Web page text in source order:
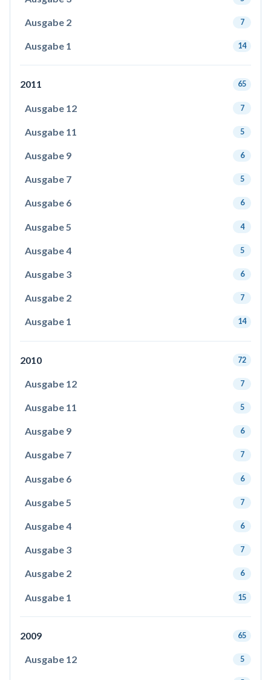
Ausgabe 2 7
Ausgabe 1 14
2011 65
Ausgabe 12 7
Ausgabe 11 5
Ausgabe 9 6
Ausgabe 7 5
Ausgabe 6 6
Ausgabe 5 4
Ausgabe 4 5
Ausgabe 3 6
Ausgabe 2 7
Ausgabe 1 14
2010 72
Ausgabe 12 7
Ausgabe 11 5
Ausgabe 9 6
Ausgabe 7 7
Ausgabe 6 6
Ausgabe 5 7
Ausgabe 4 6
Ausgabe 3 7
Ausgabe 2 6
Ausgabe 1 15
2009 65
Ausgabe 12 5